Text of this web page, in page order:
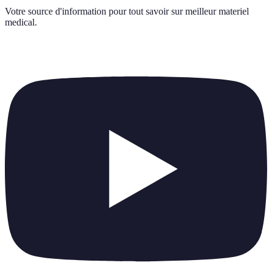
Votre source d'information pour tout savoir sur meilleur materiel
medical.